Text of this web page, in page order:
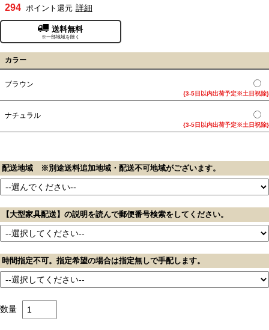
294 ポイント還元 詳細
送料無料
※一部地域を除く
カラー
ブラウン
{3-5日以内出荷予定※土日祝除}
ナチュラル
{3-5日以内出荷予定※土日祝除}
配送地域 ※別途送料追加地域・配送不可地域がございます。
【大型家具配送】の説明を読んで郵便番号検索をしてください。
時間指定不可。指定希望の場合は指定無しで手配します。
数量